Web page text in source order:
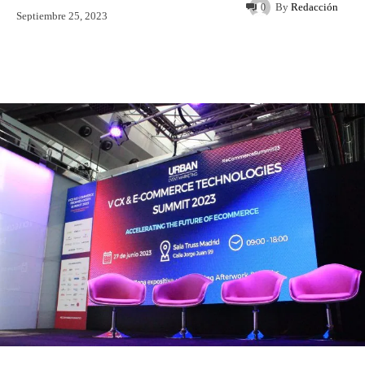
By Redacción
Septiembre 25, 2023
0